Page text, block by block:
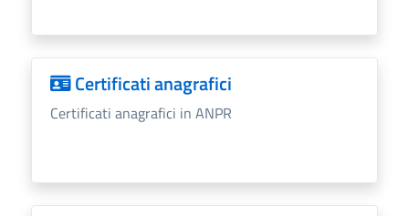
Certificati anagrafici
Certificati anagrafici in ANPR